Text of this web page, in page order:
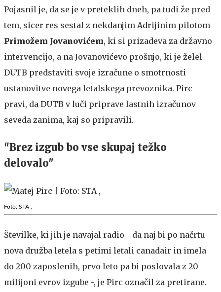
Pojasnil je, da se je v preteklih dneh, pa tudi že pred
tem, sicer res sestal z nekdanjim Adrijinim pilotom
Primožem Jovanovićem, ki si prizadeva za državno
intervencijo, a na Jovanovićevo prošnjo, ki je želel
DUTB predstaviti svoje izračune o smotrnosti
ustanovitve novega letalskega prevoznika. Pirc
pravi, da DUTB v luči priprave lastnih izračunov
seveda zanima, kaj so pripravili.
"Brez izgub bo vse skupaj težko
delovalo"
Foto: STA ,
Številke, ki jih je navajal radio - da naj bi po načrtu
nova družba letela s petimi letali canadair in imela
do 200 zaposlenih, prvo leto pa bi poslovala z 20
milijoni evrov izgube -, je Pirc označil za pretirane.